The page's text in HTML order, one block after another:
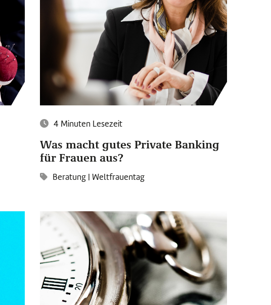
4 Minuten Lesezeit
Was macht gutes Private Banking
für Frauen aus?
Beratung | Weltfrauentag